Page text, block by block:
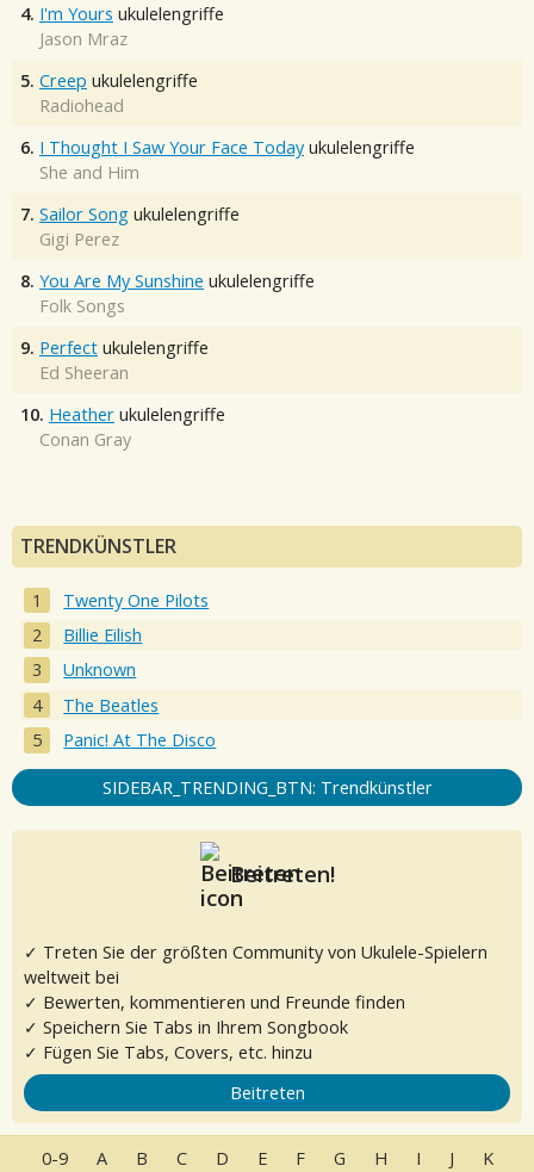
4. I'm Yours ukulelengriffe
Jason Mraz
5. Creep ukulelengriffe
Radiohead
6. I Thought I Saw Your Face Today ukulelengriffe
She and Him
7. Sailor Song ukulelengriffe
Gigi Perez
8. You Are My Sunshine ukulelengriffe
Folk Songs
9. Perfect ukulelengriffe
Ed Sheeran
10. Heather ukulelengriffe
Conan Gray
TRENDKÜNSTLER
Twenty One Pilots
Billie Eilish
Unknown
The Beatles
Panic! At The Disco
SIDEBAR_TRENDING_BTN: Trendkünstler
Beitreten!
✓ Treten Sie der größten Community von Ukulele-Spielern
weltweit bei
✓ Bewerten, kommentieren und Freunde finden
✓ Speichern Sie Tabs in Ihrem Songbook
✓ Fügen Sie Tabs, Covers, etc. hinzu
Beitreten
0-9 A B C D E F G H I J K